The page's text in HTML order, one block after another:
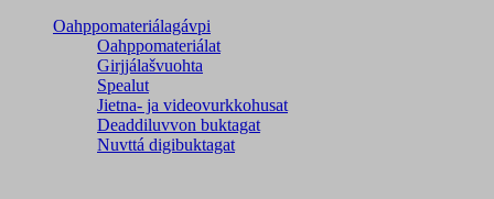
Oahppomateriálagávpi
Oahppomateriálat
Girjjálašvuohta
Spealut
Jietna- ja videovurkkohusat
Deaddiluvvon buktagat
Nuvttá digibuktagat